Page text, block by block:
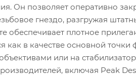
Он позволяет оперативно
гнездо, разгружая
обеспечивает плотное
как в качестве основной точки
или на
включая Peak